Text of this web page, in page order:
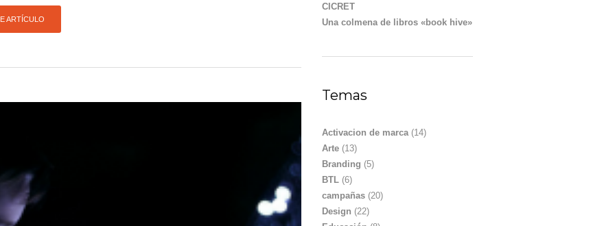
ARTÍCULO
CICRET
Una colmena de libros «book hive»
Temas
Activacion de marca(14)
Arte (13)
Branding (5)
BTL (6)
campañas (20)
Design (22)